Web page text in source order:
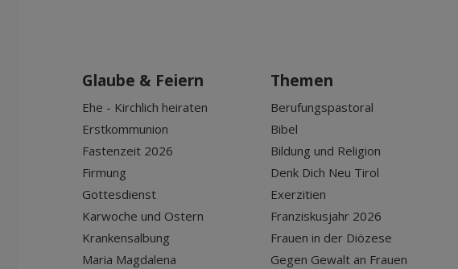
Glaube & Feiern
Ehe - Kirchlich heiraten
Erstkommunion
Fastenzeit 2026
Firmung
Gottesdienst
Karwoche und Ostern
Krankensalbung
Maria Magdalena
Themen
Berufungspastoral
Bibel
Bildung und Religion
Denk Dich Neu Tirol
Exerzitien
Franziskusjahr 2026
Frauen in der Diözese
Gegen Gewalt an Frauen